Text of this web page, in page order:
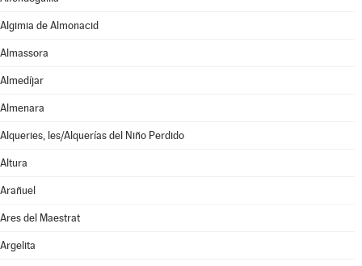
Algimia de Almonacid
Almassora
Almedíjar
Almenara
Alqueries, les/Alquerías del Niño Perdido
Altura
Arañuel
Ares del Maestrat
Argelita